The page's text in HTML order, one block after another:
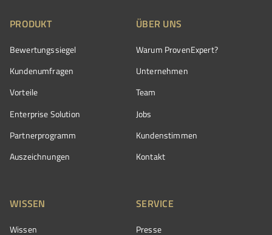
PRODUKT
Bewertungssiegel
Kundenumfragen
Vorteile
Enterprise Solution
Partnerprogramm
Auszeichnungen
ÜBER UNS
Warum ProvenExpert?
Unternehmen
Team
Jobs
Kundenstimmen
Kontakt
WISSEN
Wissen
SERVICE
Presse